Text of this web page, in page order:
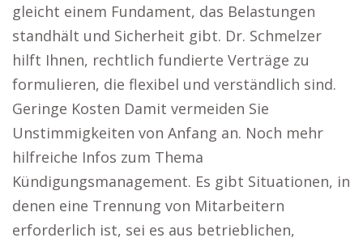
gleicht einem Fundament, das Belastungen
standhält und Sicherheit gibt. Dr. Schmelzer
hilft Ihnen, rechtlich fundierte Verträge zu
formulieren, die flexibel und verständlich sind.
Geringe Kosten Damit vermeiden Sie
Unstimmigkeiten von Anfang an. Noch mehr
hilfreiche Infos zum Thema
Kündigungsmanagement. Es gibt Situationen, in
denen eine Trennung von Mitarbeitern
erforderlich ist, sei es aus betrieblichen,